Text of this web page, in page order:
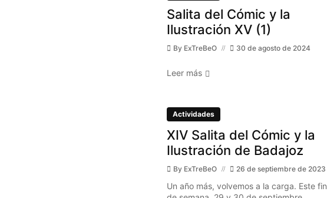
Salita del Cómic y la
Ilustración XV (1)
By ExTreBeO 30 de agosto de 2024
Leer más
Actividades
XIV Salita del Cómic y la
Ilustración de Badajoz
By ExTreBeO 26 de septiembre de 2023
Un año más, volvemos a la carga. Este fin